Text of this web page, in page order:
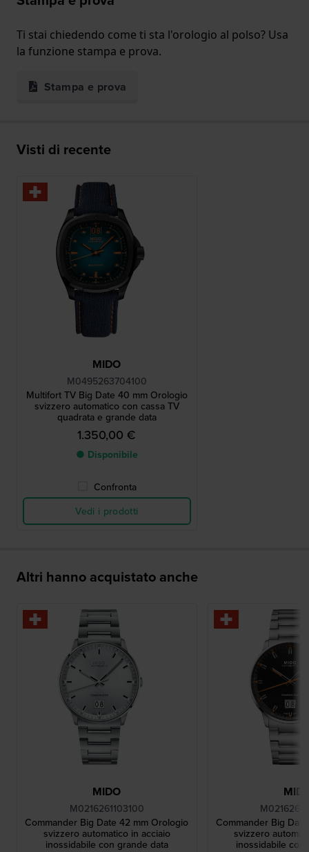
Ti stai chiedendo come ti sta l'orologio al polso? Usa
la funzione stampa e prova.
Stampa e prova
Visti di recente
MIDO
M0495263704100
Multifort TV Big Date 40 mm Orologio
svizzero automatico con cassa TV
quadrata e grande data
1.350,00 €
● Disponibile
Confronta
Vedi i prodotti
Altri hanno acquistato anche
MIDO
M0216261103100
Commander Big Date 42 mm Orologio
svizzero automatico in acciaio
inossidabile con grande data
Commander Big
svizzero
inossidabile con